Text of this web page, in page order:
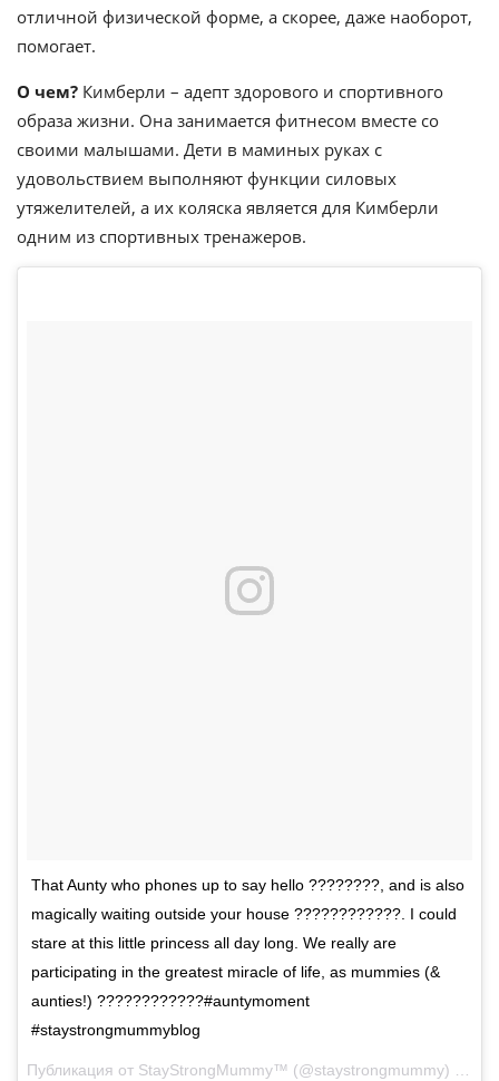
отличной физической форме, а скорее, даже наоборот,
помогает.
О чем? Кимберли – адепт здорового и спортивного
образа жизни. Она занимается фитнесом вместе со
своими малышами. Дети в маминых руках с
удовольствием выполняют функции силовых
утяжелителей, а их коляска является для Кимберли
одним из спортивных тренажеров.
That Aunty who phones up to say hello ????????, and is also
magically waiting outside your house ????????????. I could
stare at this little princess all day long. We really are
participating in the greatest miracle of life, as mummies (&
aunties!) ????????????#auntymoment
#staystrongmummyblog
Публикация от StayStrongMummy™ (@staystrongmummy)
Июн